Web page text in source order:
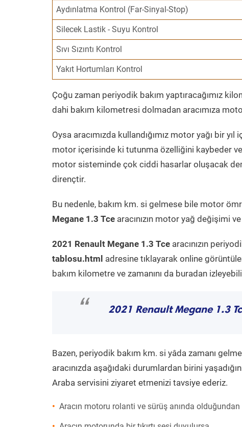
Aydınlatma Kontrol (Far-Sinyal-Stop)
Silecek Lastik - Suyu Kontrol
Sıvı Sızıntı Kontrol
Yakıt Hortumları Kontrol
Çoğu zaman periyodik bakım yaptıracağımız
dahi bakım kilometresi dolmadan aracımıza
Oysa aracımızda kullandığımız motor yağı bir
motor içerisinde ki tutunma özelliğini kaybeder
motor sisteminde çok ciddi hasarlar oluşacak
dirençtir.
Bu nedenle, bakım km. si gelmese bile motor
Megane 1.3 Tce aracınızın motor yağ değişimi
2021 Renault Megane 1.3 Tce aracınızın
tablosu.html adresine tıklayarak online
bakım kilometre ve zamanını da buradan
“ 2021 Renault Megane 1.3
Bazen, periyodik bakım km. si yâda zamanı
aracınızda aşağıdaki durumlardan birini
Araba servisini ziyaret etmenizi tavsiye ederiz.
Aracın motoru rolanti ve sürüş anında